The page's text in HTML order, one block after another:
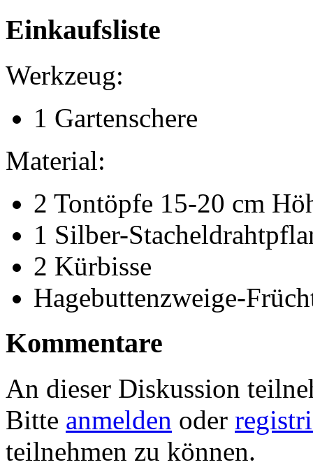
Einkaufsliste
Werkzeug:
1 Gartenschere
Material:
2 Tontöpfe 15-20 cm
1 Silber-
2 Kürbisse
Hagebuttenzweige-
Kommentare
An dieser Diskussion
Bitte anmelden oder
teilnehmen zu können.